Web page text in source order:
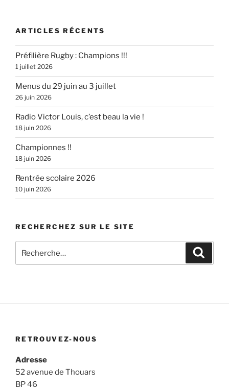
ARTICLES RÉCENTS
Préfilière Rugby : Champions !!!
1 juillet 2026
Menus du 29 juin au 3 juillet
26 juin 2026
Radio Victor Louis, c’est beau la vie !
18 juin 2026
Championnes !!
18 juin 2026
Rentrée scolaire 2026
10 juin 2026
RECHERCHEZ SUR LE SITE
pour
RETROUVEZ-NOUS
Adresse
52 avenue de Thouars
BP 46